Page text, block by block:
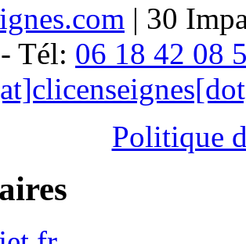
| 30
Tél: 06 18 42 08
Politique